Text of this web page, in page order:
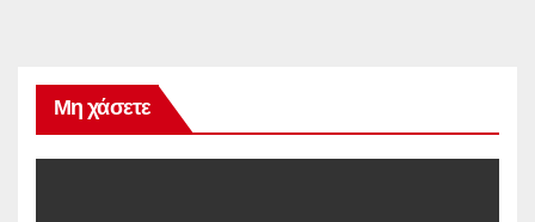
Μη χάσετε